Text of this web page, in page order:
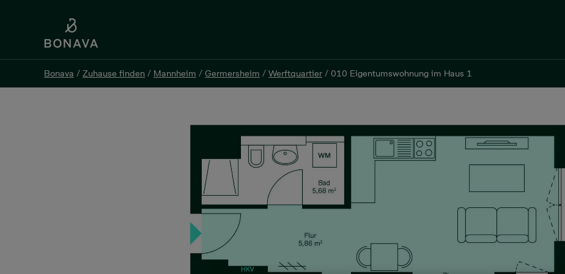
Bonava / Zuhause finden / Mannheim / Germersheim / Werftquartier / 010 Eigentumswohnung im Haus 1
Bonava / Zuhause finden / Mannheim / Germersheim / Werftquartier / 010 Eigentumswohnung im Haus 1